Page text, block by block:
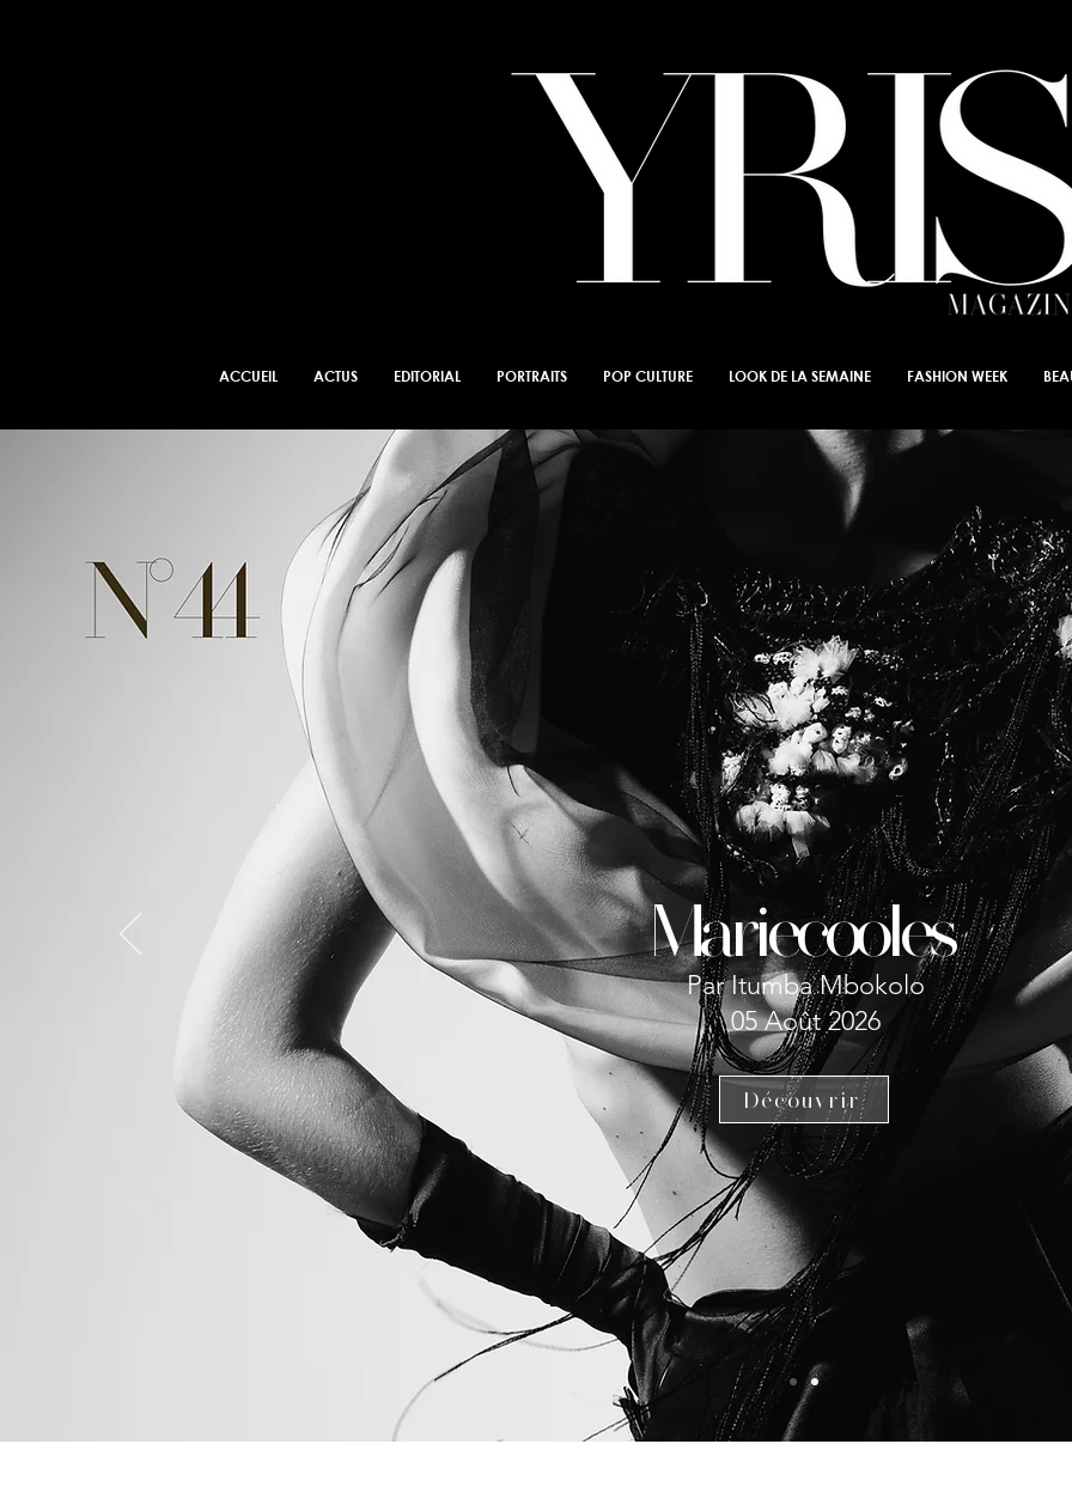
ACCUEIL ACTUS EDITORIAL PORTRAITS POP CULTURE LOOK DE LA SEMAINE FASHION WEEK
Mariecooles
Par Itumba Mbokolo
05 Août 2026
Découvrir